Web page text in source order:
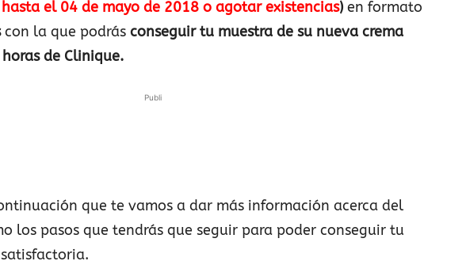
el 04 de mayo de 2018 o agotar existencias) en formato
con la que podrás conseguir tu muestra de su nueva crema
de Clinique.
Publi
que te vamos a dar más información acerca del
los pasos que tendrás que seguir para poder conseguir tu